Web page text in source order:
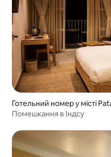
Готельний номер у місті
Помешкання в Індсу